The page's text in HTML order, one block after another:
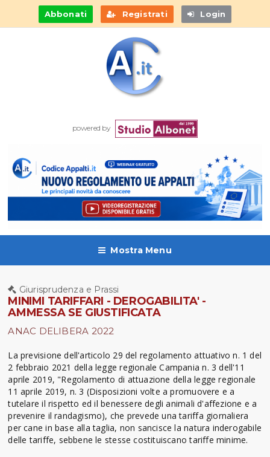
Abbonati Registrati Login
powered by
Mostra Menu
Giurisprudenza e Prassi
MINIMI TARIFFARI - DEROGABILITA' -
AMMESSA SE GIUSTIFICATA
ANAC DELIBERA 2022
La previsione dell'articolo 29 del regolamento attuativo n. 1 del
2 febbraio 2021 della legge regionale Campania n. 3 dell'11
aprile 2019, "Regolamento di attuazione della legge regionale
11 aprile 2019, n. 3 (Disposizioni volte a promuovere e a
tutelare il rispetto ed il benessere degli animali d'affezione e a
prevenire il randagismo), che prevede una tariffa giornaliera
per cane in base alla taglia, non sancisce la natura inderogabile
delle tariffe, sebbene le stesse costituiscano tariffe minime.